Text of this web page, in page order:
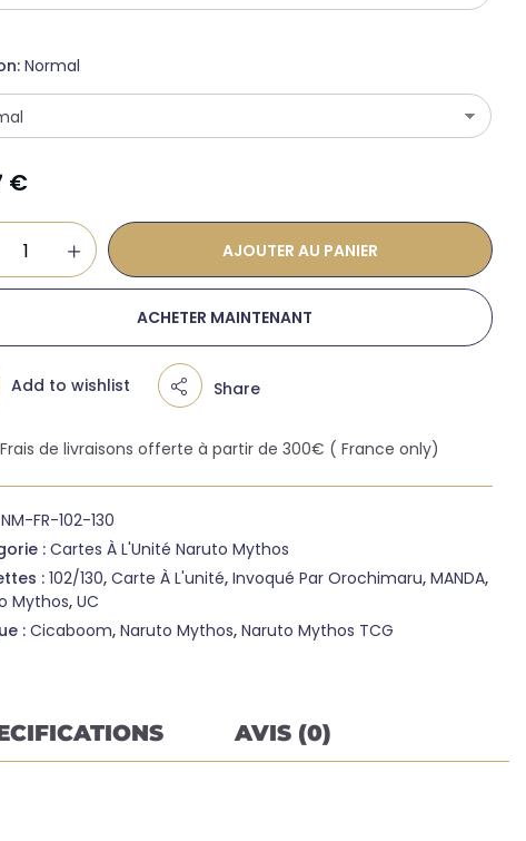
Normal
€
AJOUTER AU PANIER
ACHETER MAINTENANT
Add to wishlist Share
Frais de livraisons offerte à partir de 300€ ( France only)
NM-FR-102-130
:Cartes À L'Unité Naruto Mythos
:102/130,Carte À L'unité,Invoqué Par Orochimaru,MANDA,
Mythos,UC
:Cicaboom,Naruto Mythos,Naruto Mythos TCG
AVIS (0)